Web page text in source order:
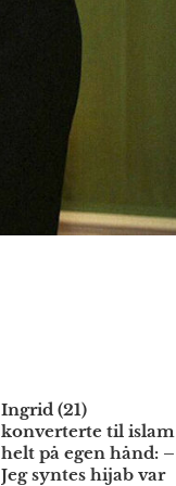
Ingrid (21)
konverterte til islam
helt på egen hånd: –
Jeg syntes hijab var